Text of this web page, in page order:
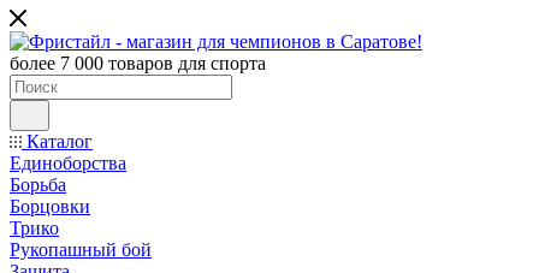
более 7 000 товаров для спорта
Каталог
Единоборства
Борьба
Борцовки
Трико
Рукопашный бой